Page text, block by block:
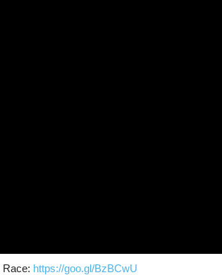
Race: https://goo.gl/BzBCwU